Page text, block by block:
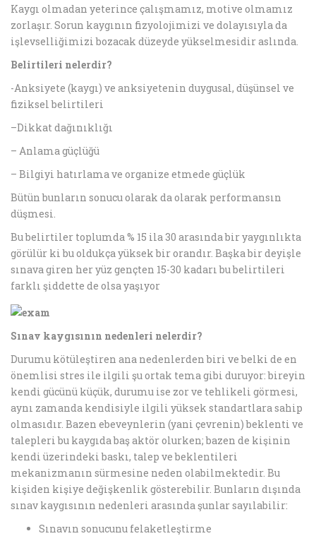
Kaygı olmadan yeterince çalışmamız, motive olmamız
zorlaşır. Sorun kaygının fizyolojimizi ve dolayısıyla da
işlevselliğimizi bozacak düzeyde yükselmesidir aslında.
Belirtileri nelerdir?
-Anksiyete (kaygı) ve anksiyetenin duygusal, düşünsel ve
fiziksel belirtileri
–Dikkat dağınıklığı
– Anlama güçlüğü
– Bilgiyi hatırlama ve organize etmede güçlük
Bütün bunların sonucu olarak da olarak performansın
düşmesi.
Bu belirtiler toplumda % 15 ila 30 arasında bir yaygınlıkta
görülür ki bu oldukça yüksek bir orandır. Başka bir deyişle
sınava giren her yüz gençten 15-30 kadarı bu belirtileri
farklı şiddette de olsa yaşıyor
Sınav kaygısının nedenleri nelerdir?
Durumu kötüleştiren ana nedenlerden biri ve belki de en
önemlisi stres ile ilgili şu ortak tema gibi duruyor: bireyin
kendi gücünü küçük, durumu ise zor ve tehlikeli görmesi,
aynı zamanda kendisiyle ilgili yüksek standartlara sahip
olmasıdır. Bazen ebeveynlerin (yani çevrenin) beklenti ve
talepleri bu kaygıda baş aktör olurken; bazen de kişinin
kendi üzerindeki baskı, talep ve beklentileri
mekanizmanın sürmesine neden olabilmektedir. Bu
kişiden kişiye değişkenlik gösterebilir. Bunların dışında
sınav kaygısının nedenleri arasında şunlar sayılabilir:
Sınavın sonucunu felaketleştirme